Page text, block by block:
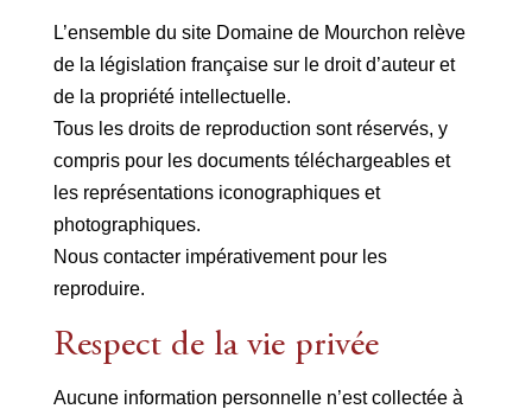
L’ensemble du site Domaine de Mourchon relève
de la législation française sur le droit d’auteur et
de la propriété intellectuelle.
Tous les droits de reproduction sont réservés, y
compris pour les documents téléchargeables et
les représentations iconographiques et
photographiques.
Nous contacter impérativement pour les
reproduire.
Respect de la vie privée
Aucune information personnelle n’est collectée à